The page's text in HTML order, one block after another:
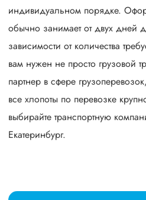
индивидуальном порядке.
обычно занимает от двух дней
зависимости от количества
вам нужен не просто грузовой
партнер в сфере
все хлопоты по перевозке
выбирайте транспортную
Екатеринбург.